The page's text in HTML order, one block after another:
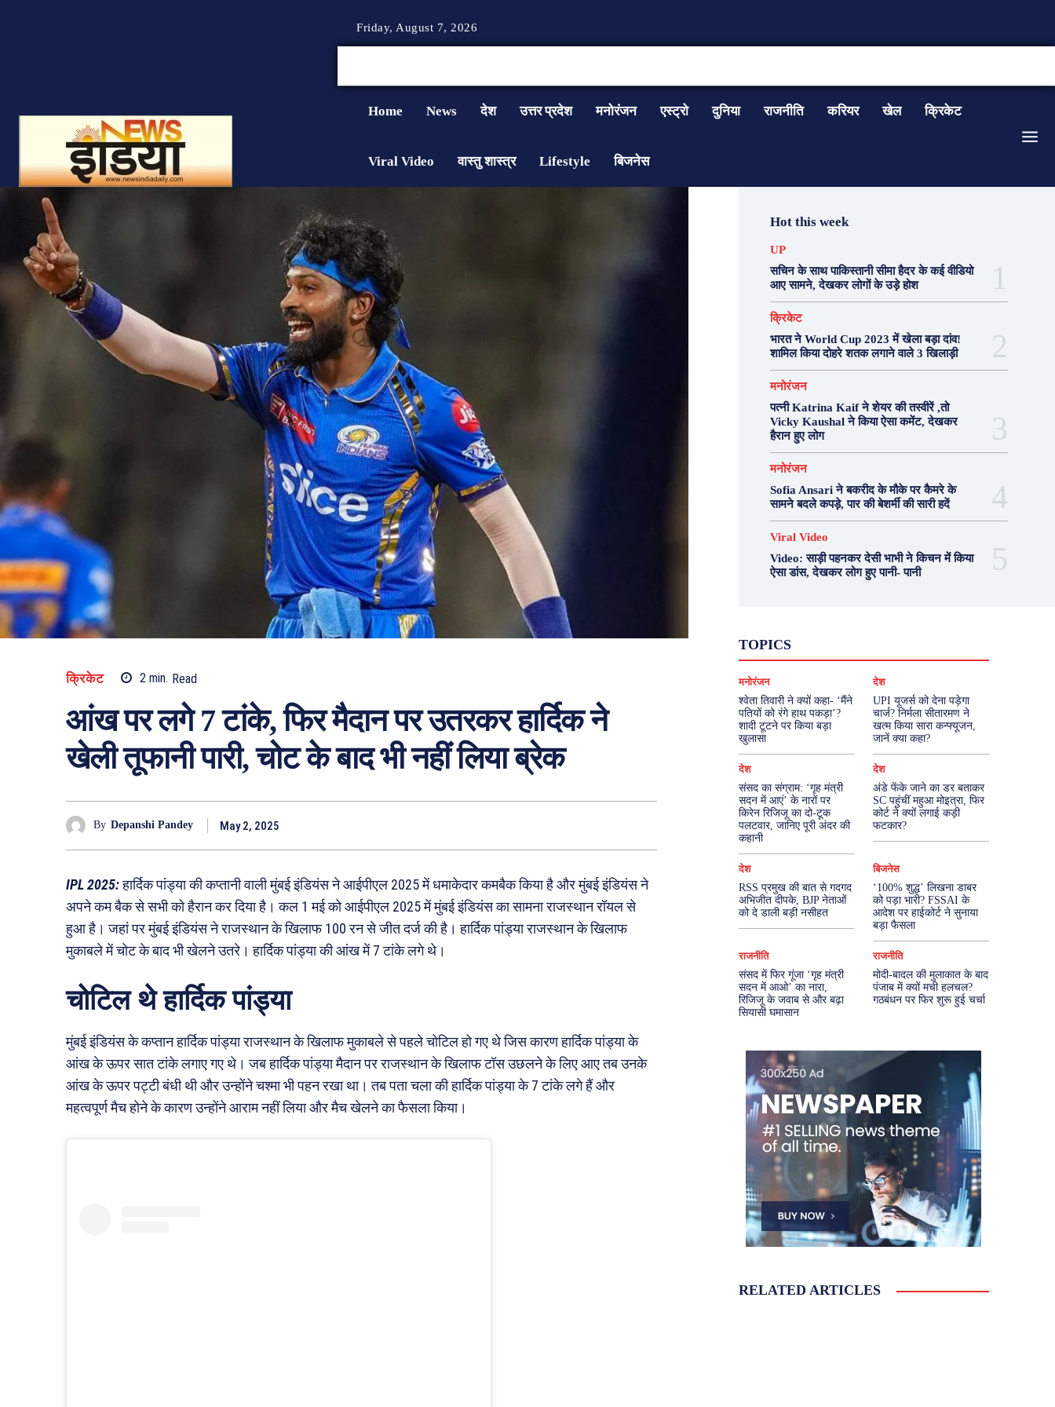
Friday, August 7, 2026
Home News देश उत्तर प्रदेश मनोरंजन एस्ट्रो दुनिया राजनीति करियर खेल क्रिकेट
Viral Video वास्तु शास्त्र Lifestyle बिजनेस
क्रिकेट 2min. Read
आंख पर लगे 7 टांके, फिर मैदान पर उतरकर हार्दिक ने
खेली तूफानी पारी, चोट के बाद भी नहीं लिया ब्रेक
By Depanshi Pandey May 2, 2025
IPL 2025:हार्दिक पांड्या की कप्तानी वाली मुंबई इंडियंस ने आईपीएल 2025 में धमाकेदार कमबैक किया है और मुंबई इंडियंस ने
अपने कम बैक से सभी को हैरान कर दिया है। कल 1 मई को आईपीएल 2025 में मुंबई इंडियंस का सामना राजस्थान रॉयल से
हुआ है। जहां पर मुंबई इंडियंस ने राजस्थान के खिलाफ 100 रन से जीत दर्ज की है। हार्दिक पांड्या राजस्थान के खिलाफ
मुकाबले में चोट के बाद भी खेलने उतरे। हार्दिक पांड्या की आंख में 7 टांके लगे थे।
चोटिल थे हार्दिक पांड्या
मुंबई इंडियंस के कप्तान हार्दिक पांड्या राजस्थान के खिलाफ मुकाबले से पहले चोटिल हो गए थे जिस कारण हार्दिक पांड्या के
आंख के ऊपर सात टांके लगाए गए थे। जब हार्दिक पांड्या मैदान पर राजस्थान के खिलाफ टॉस उछलने के लिए आए तब उनके
आंख के ऊपर पट्टी बंधी थी और उन्होंने चश्मा भी पहन रखा था। तब पता चला की हार्दिक पांड्या के 7 टांके लगे हैं और
महत्वपूर्ण मैच होने के कारण उन्होंने आराम नहीं लिया और मैच खेलने का फैसला किया।
Hot this week
UP
सचिन के साथ पाकिस्तानी सीमा हैदर के कई वीडियो
आए सामने, देखकर लोगों के उड़े होश
क्रिकेट
भारत ने World Cup 2023 में खेला बड़ा दांव!
शामिल किया दोहरे शतक लगाने वाले 3 खिलाड़ी
मनोरंजन
पत्नी Katrina Kaif ने शेयर की तस्वीरें ,तो
Vicky Kaushal ने किया ऐसा कमेंट, देखकर
हैरान हुए लोग
मनोरंजन
Sofia Ansari ने बकरीद के मौके पर कैमरे के
सामने बदले कपड़े, पार की बेशर्मी की सारी हदें
Viral Video
Video: साड़ी पहनकर देसी भाभी ने किचन में किया
ऐसा डांस, देखकर लोग हुए पानी- पानी
TOPICS
दुनिया
मनोरंजन
राजनीति वास्तु शास्त्र
More
मनोरंजन
श्वेता तिवारी ने क्यों कहा- ‘मैंने
पतियों को रंगे हाथ पकड़ा’?
शादी टूटने पर किया बड़ा
खुलासा
देश
UPI यूजर्स को देना पड़ेगा
चार्ज? निर्मला सीतारमण ने
खत्म किया सारा कन्फ्यूजन,
जानें क्या कहा?
देश
संसद का संग्राम: ‘गृह मंत्री
सदन में आएं’ के नारों पर
किरेन रिजिजू का दो-टूक
पलटवार, जानिए पूरी अंदर की
कहानी
देश
अंडे फेंके जाने का डर बताकर
SC पहुंचीं महुआ मोइत्रा, फिर
कोर्ट ने क्यों लगाई कड़ी
फटकार?
देश
RSS प्रमुख की बात से गदगद
अभिजीत दीपके, BJP नेताओं
को दे डाली बड़ी नसीहत
बिजनेस
‘100% शुद्ध’ लिखना डाबर
को पड़ा भारी? FSSAI के
आदेश पर हाईकोर्ट ने सुनाया
बड़ा फैसला
राजनीति
संसद में फिर गूंजा ‘गृह मंत्री
सदन में आओ’ का नारा,
रिजिजू के जवाब से और बढ़ा
सियासी घमासान
राजनीति
मोदी-बादल की मुलाकात के बाद
पंजाब में क्यों मची हलचल?
गठबंधन पर फिर शुरू हुई चर्चा
RELATED ARTICLES